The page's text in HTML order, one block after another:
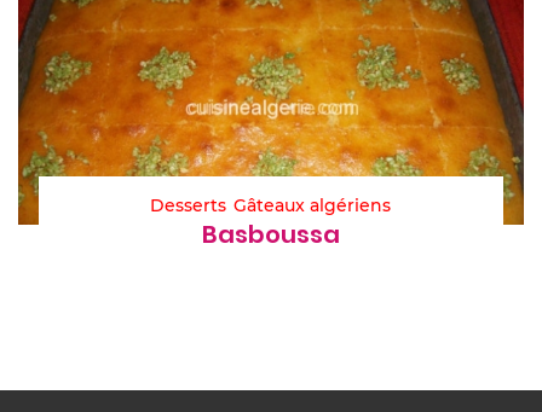
Desserts Gâteaux algériens
Basboussa